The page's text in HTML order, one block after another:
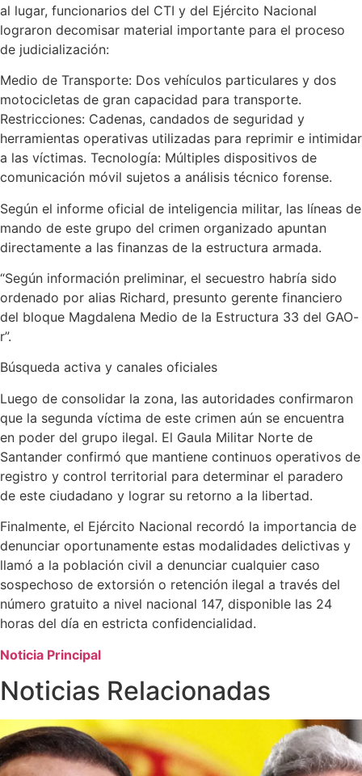
al lugar, funcionarios del CTI y del Ejército Nacional
lograron decomisar material importante para el proceso
de judicialización:
Medio de Transporte: Dos vehículos particulares y dos
motocicletas de gran capacidad para transporte.
Restricciones: Cadenas, candados de seguridad y
herramientas operativas utilizadas para reprimir e intimidar
a las víctimas. Tecnología: Múltiples dispositivos de
comunicación móvil sujetos a análisis técnico forense.
Según el informe oficial de inteligencia militar, las líneas de
mando de este grupo del crimen organizado apuntan
directamente a las finanzas de la estructura armada.
“Según información preliminar, el secuestro habría sido
ordenado por alias Richard, presunto gerente financiero
del bloque Magdalena Medio de la Estructura 33 del GAO-
r”.
Búsqueda activa y canales oficiales
Luego de consolidar la zona, las autoridades confirmaron
que la segunda víctima de este crimen aún se encuentra
en poder del grupo ilegal. El Gaula Militar Norte de
Santander confirmó que mantiene continuos operativos de
registro y control territorial para determinar el paradero
de este ciudadano y lograr su retorno a la libertad.
Finalmente, el Ejército Nacional recordó la importancia de
denunciar oportunamente estas modalidades delictivas y
llamó a la población civil a denunciar cualquier caso
sospechoso de extorsión o retención ilegal a través del
número gratuito a nivel nacional 147, disponible las 24
horas del día en estricta confidencialidad.
Noticia Principal
Noticias Relacionadas